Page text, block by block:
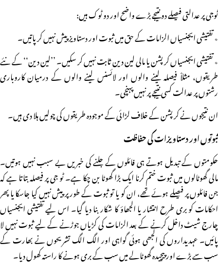
ٹوجی پر عدالتی فیصلے دو نتیجے بڑے واضح اور دو ٹوک ہیں:
٭ تفتیشی ایجنسیاں الزامات کے حق میں ثبوت اور دستاویز پیش نہیں کر پاتیں۔
٭ تفتیشی ایجنسیاں کرپشن یا مالی لین دین ثابت نہیں کر سکیں۔ ’’لین دین‘‘ کے نئے
طریقوں، مثلاْ فیصلہ لینے والوں اور لائسنس لینے والوں کے درمیان کاروباری
رشتوں پر عدالت کسی نتیجے پر نہیں پہنچی۔
ان نتیجوں نے کرپشن کے خلاف لڑائی کے موجودہ طریقوں کی چولیں ہلا دی ہیں۔
ثبوتوں اور دستاویزات کی حفاظت
حکومتوں کے تبدیل ہوتے ہی فائلوں کے جلنے کی خبریں بے سبب نہیں ہوتیں۔
مالی گھوٹالوں میں ثبوت ختم کرنا ایک بڑا گھوٹا بن چکا ہے۔ ٹو جی پر فیصلہ بتاتا ہے کہ
جن فائلوں پر فیصلے ہوئے تھے، ان کو یا تو ثبوت کے طور پر پیش نہیں کیا جاسکا یا پھر
احکامات کو بری طرح انتشار یا الجھاؤ کا شکار بنا دیا گیا۔ اس لیے تفتیشی ایجنسیاں
چارج شیٹ داخل کرنے کے بعد الزامات کی کڑیاں جوڑنے کے لیے ثبوت نہیں لا
پائیں۔ عہدیداروں کی الجھی ہوئی گواہی اور الگ الگ تشریحوں نے بھارت کے
سب سے بڑے اور پیچیدہ گھوٹالے میں سب کے بری ہونے کا راستہ کھول دیا۔